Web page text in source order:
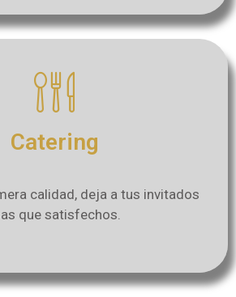
Catering
calidad, deja a tus invitados
que satisfechos.